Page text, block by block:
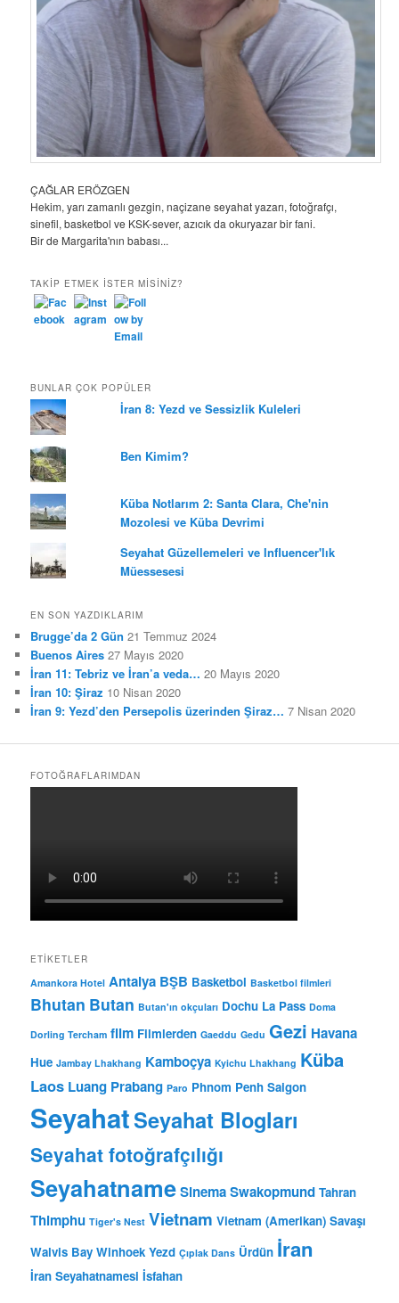
ÇAĞLAR ERÖZGEN
Hekim, yarı zamanlı gezgin, naçizane seyahat yazarı, fotoğrafçı,
sinefil, basketbol ve KSK-sever, azıcık da okuryazar bir fani.
Bir de Margarita'nın babası...
TAKIP ETMEK ISTER MISINIZ?
BUNLAR ÇOK POPÜLER
İran 8: Yezd ve Sessizlik Kuleleri
Ben Kimim?
Küba Notlarım 2: Santa Clara, Che'nin
Mozolesi ve Küba Devrimi
Seyahat Güzellemeleri ve Influencer'lık
Müessesesi
EN SON YAZDIKLARIM
Brugge’da 2 Gün 21 Temmuz 2024
Buenos Aires 27 Mayıs 2020
İran 11: Tebriz ve İran’a veda… 20 Mayıs 2020
İran 10: Şiraz 10 Nisan 2020
İran 9: Yezd’den Persepolis üzerinden Şiraz… 7 Nisan 2020
FOTOĞRAFLARIMDAN
ETIKETLER
Amankora Hotel Antalya BŞB Basketbol Basketbol filmleri
Bhutan Butan Butan'ın okçuları Dochu La Pass Doma
Dorling Tercham film Filmlerden Gaeddu Gedu Gezi Havana
Hue Jambay Lhakhang Kamboçya Kyichu Lhakhang Küba
Laos Luang Prabang Paro Phnom Penh Saigon
SeyahatSeyahat Blogları
Seyahat fotoğrafçılığı
SeyahatnameSinemaSwakopmund Tahran
Thimphu Tiger's Nest Vietnam Vietnam (Amerikan) Savaşı
Walvis Bay Winhoek Yezd Çıplak Dans Ürdün İran
İran Seyahatnamesi İsfahan